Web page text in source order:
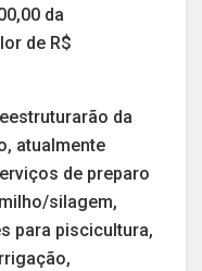
da
de R$
da
atualmente
de preparo
silagem,
para piscicultura,